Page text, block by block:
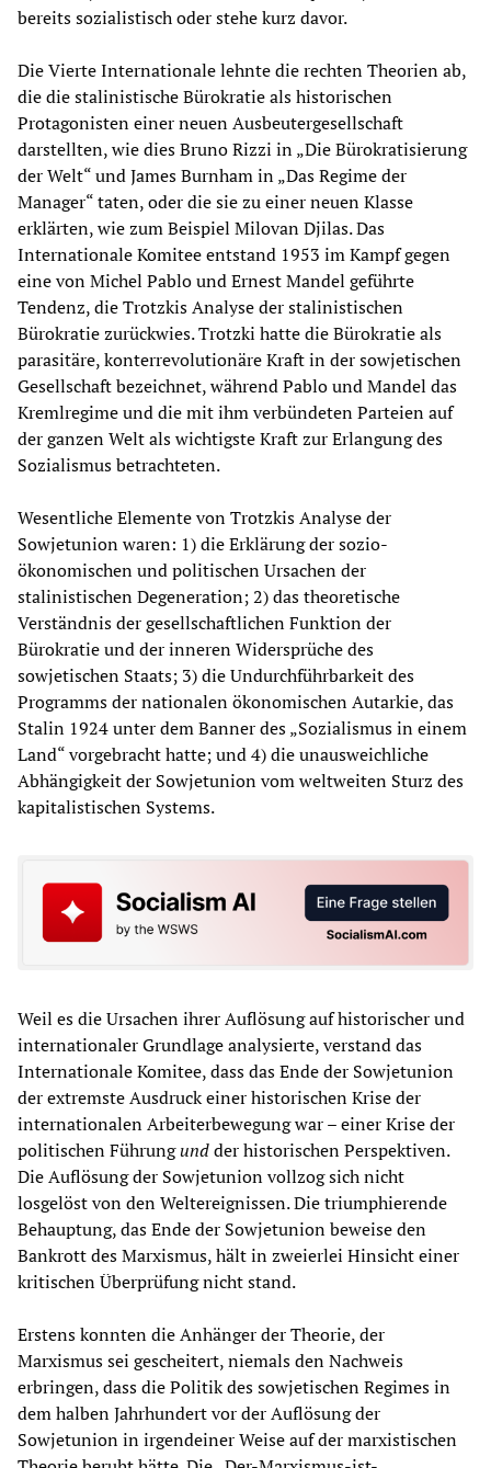
bereits sozialistisch oder stehe kurz davor.
Die Vierte Internationale lehnte die rechten Theorien ab,
die die stalinistische Bürokratie als historischen
Protagonisten einer neuen Ausbeutergesellschaft
darstellten, wie dies Bruno Rizzi in „Die Bürokratisierung
der Welt“ und James Burnham in „Das Regime der
Manager“ taten, oder die sie zu einer neuen Klasse
erklärten, wie zum Beispiel Milovan Djilas. Das
Internationale Komitee entstand 1953 im Kampf gegen
eine von Michel Pablo und Ernest Mandel geführte
Tendenz, die Trotzkis Analyse der stalinistischen
Bürokratie zurückwies. Trotzki hatte die Bürokratie als
parasitäre, konterrevolutionäre Kraft in der sowjetischen
Gesellschaft bezeichnet, während Pablo und Mandel das
Kremlregime und die mit ihm verbündeten Parteien auf
der ganzen Welt als wichtigste Kraft zur Erlangung des
Sozialismus betrachteten.
Wesentliche Elemente von Trotzkis Analyse der
Sowjetunion waren: 1) die Erklärung der sozio-
ökonomischen und politischen Ursachen der
stalinistischen Degeneration; 2) das theoretische
Verständnis der gesellschaftlichen Funktion der
Bürokratie und der inneren Widersprüche des
sowjetischen Staats; 3) die Undurchführbarkeit des
Programms der nationalen ökonomischen Autarkie, das
Stalin 1924 unter dem Banner des „Sozialismus in einem
Land“ vorgebracht hatte; und 4) die unausweichliche
Abhängigkeit der Sowjetunion vom weltweiten Sturz des
kapitalistischen Systems.
Weil es die Ursachen ihrer Auflösung auf historischer und
internationaler Grundlage analysierte, verstand das
Internationale Komitee, dass das Ende der Sowjetunion
der extremste Ausdruck einer historischen Krise der
internationalen Arbeiterbewegung war – einer Krise der
politischen Führungundder historischen Perspektiven.
Die Auflösung der Sowjetunion vollzog sich nicht
losgelöst von den Weltereignissen. Die triumphierende
Behauptung, das Ende der Sowjetunion beweise den
Bankrott des Marxismus, hält in zweierlei Hinsicht einer
kritischen Überprüfung nicht stand.
Erstens konnten die Anhänger der Theorie, der
Marxismus sei gescheitert, niemals den Nachweis
erbringen, dass die Politik des sowjetischen Regimes in
dem halben Jahrhundert vor der Auflösung der
Sowjetunion in irgendeiner Weise auf der marxistischen